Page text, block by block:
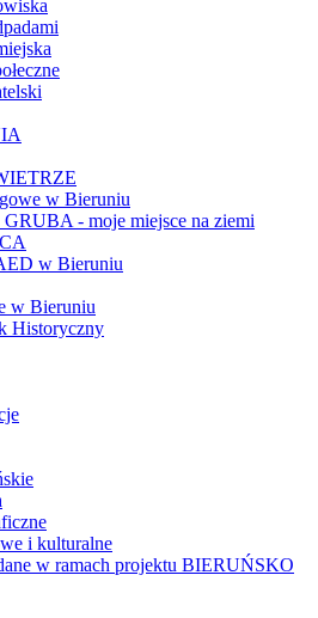
w Bieruniu
- moje miejsce na ziemi
w Bieruniu
w Bieruniu
Historyczny
i kulturalne
w ramach projektu BIERUŃSKO